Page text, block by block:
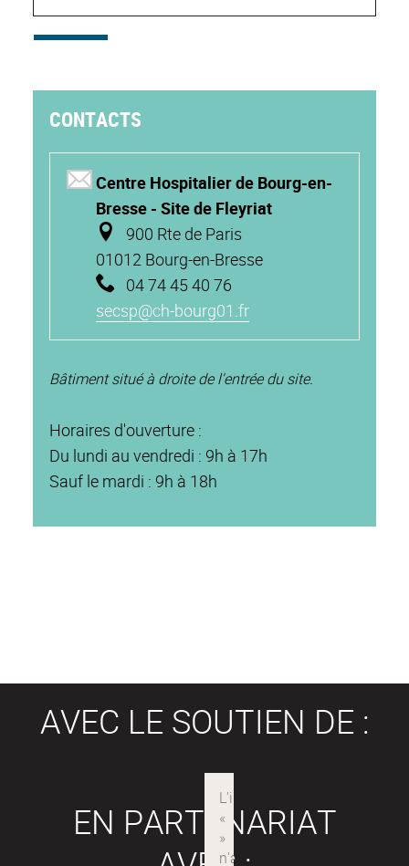
CONTACTS
Centre Hospitalier de Bourg-en-
Bresse - Site de Fleyriat
900 Rte de Paris
01012 Bourg-en-Bresse
04 74 45 40 76
secsp@ch-bourg01.fr
Bâtiment situé à droite de l'entrée du site.
Horaires d'ouverture :
Du lundi au vendredi : 9h à 17h
Sauf le mardi : 9h à 18h
AVEC LE SOUTIEN DE :
EN PARTENARIAT